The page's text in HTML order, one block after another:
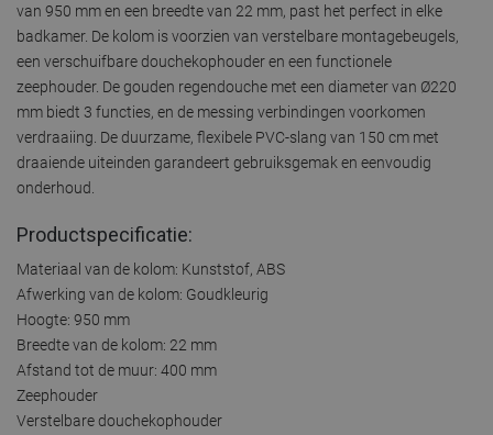
van 950 mm en een breedte van 22 mm, past het perfect in elke
badkamer. De kolom is voorzien van verstelbare montagebeugels,
een verschuifbare douchekophouder en een functionele
zeephouder. De gouden regendouche met een diameter van Ø220
mm biedt 3 functies, en de messing verbindingen voorkomen
verdraaiing. De duurzame, flexibele PVC-slang van 150 cm met
draaiende uiteinden garandeert gebruiksgemak en eenvoudig
onderhoud.
Productspecificatie:
Materiaal van de kolom: Kunststof, ABS
Afwerking van de kolom: Goudkleurig
Hoogte: 950 mm
Breedte van de kolom: 22 mm
Afstand tot de muur: 400 mm
Zeephouder
Verstelbare douchekophouder